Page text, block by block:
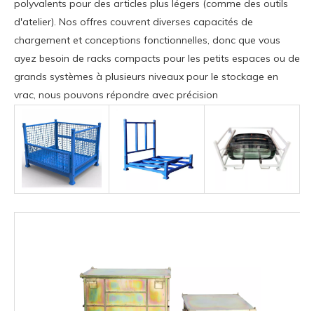
polyvalents pour des articles plus légers (comme des outils
d'atelier). Nos offres couvrent diverses capacités de
chargement et conceptions fonctionnelles, donc que vous
ayez besoin de racks compacts pour les petits espaces ou de
grands systèmes à plusieurs niveaux pour le stockage en
vrac, nous pouvons répondre avec précision